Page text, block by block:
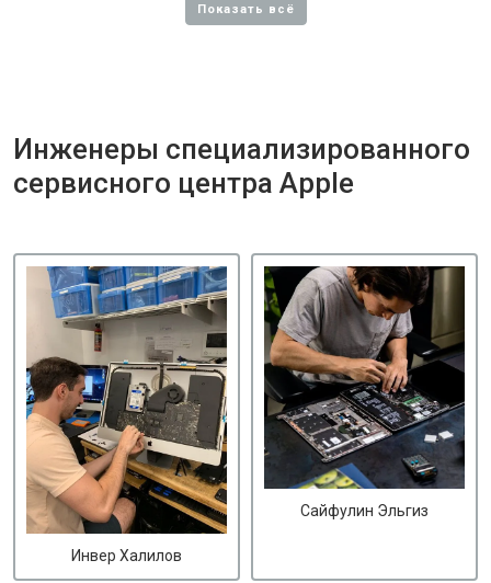
Инженеры специализированного
сервисного центра Apple
Инвер Халилов
Сайфулин Эльгиз